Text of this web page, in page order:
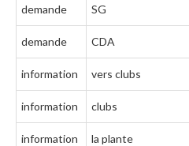
demande SG
demande CDA
information vers clubs
information clubs
information la plante